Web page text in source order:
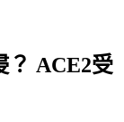
？ ACE2受